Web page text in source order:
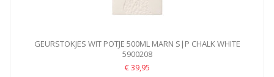
GEURSTOKJES WIT POTJE 500ML MARN S|P CHALK WHITE
5900208
€ 39,95